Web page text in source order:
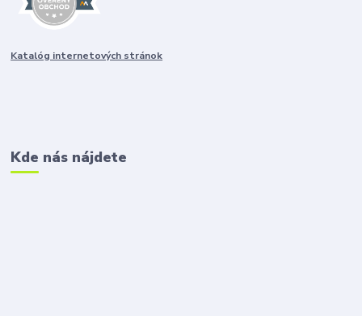
Katalóg internetových stránok
Kde nás nájdete